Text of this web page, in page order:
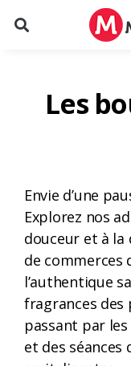
Les
Envie d’une
Explorez nos
douceur et à
de commerces
l’authentique
fragrances des
passant par
et des séances